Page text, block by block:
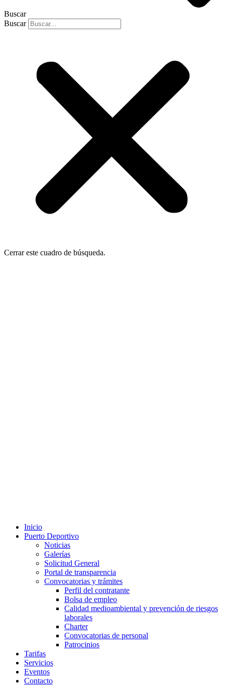
Buscar
Buscar
Cerrar este cuadro de búsqueda.
Inicio
Puerto Deportivo
Noticias
Galerías
Solicitud General
Portal de transparencia
Convocatorias y trámites
Perfil del contratante
Bolsa de empleo
Calidad medioambiental y prevención de riesgos
laborales
Charter
Convocatorias de personal
Patrocinios
Tarifas
Servicios
Eventos
Contacto